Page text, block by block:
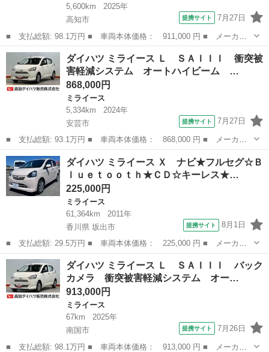
5,600km
2025年
高知市
提携サイト 7月27日
■ 支払総額: 98.1万円 ■ 車両本体価格： 911,000 円 ■ メーカー
名： ダイハツ ■ 車種名： ミライース ■ グレード名： Ｌ Ｓ
ＡＩＩＩ 衝突被害軽減システム オートハイビーム オートライ
ト クリアラン...
高知 高知市 ミライース
ダイハツ ミライース Ｌ ＳＡＩＩＩ 衝突被
害軽減システム オートハイビーム …
868,000円
ミライース
5,334km
2024年
安芸市
提携サイト 7月27日
■ 支払総額: 93.1万円 ■ 車両本体価格： 868,000 円 ■ メーカー
名： ダイハツ ■ 車種名： ミライース ■ グレード名： Ｌ Ｓ
ＡＩＩＩ 衝突被害軽減システム オートハイビーム オートライ
ト クリアラン...
高知 安芸市 ミライース
ダイハツ ミライース Ｘ ナビ★フルセグ☆Ｂ
ｌｕｅｔｏｏｔｈ★ＣＤ☆キーレス★…
225,000円
ミライース
61,364km
2011年
香川県 坂出市
提携サイト 8月1日
■ 支払総額: 29.5万円 ■ 車両本体価格： 225,000 円 ■ メーカー
名： ダイハツ ■ 車種名： ミライース ■ グレード名： Ｘ ナ
ビ★フルセグ☆Ｂｌｕｅｔｏｏｔｈ★ＣＤ☆キーレス★電動格納ドア
ミラー ■ ...
香川 坂出市 ミライース
ダイハツ ミライース Ｌ ＳＡＩＩＩ バック
カメラ 衝突被害軽減システム オー…
913,000円
ミライース
67km
2025年
南国市
提携サイト 7月26日
■ 支払総額: 98.1万円 ■ 車両本体価格： 913,000 円 ■ メーカー